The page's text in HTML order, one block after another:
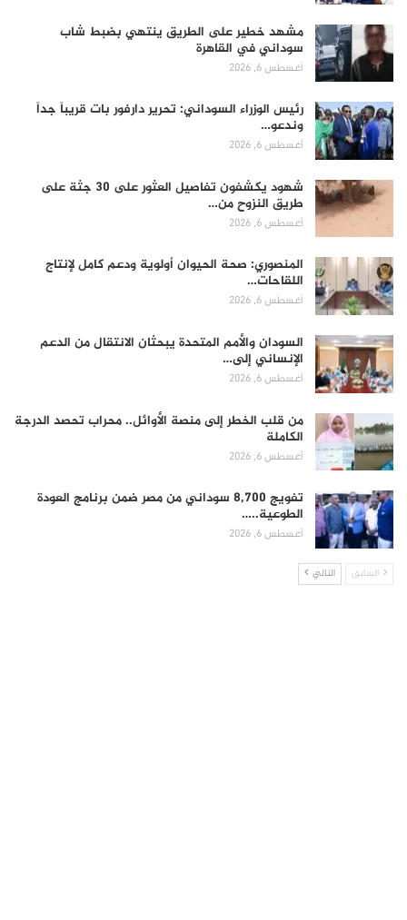
مشهد خطير على الطريق ينتهي بضبط شاب
سوداني في القاهرة
أغسطس 6, 2026
رئيس الوزراء السوداني: تحرير دارفور بات قريباً جداً
وندعو…
أغسطس 6, 2026
شهود يكشفون تفاصيل العثور على 30 جثة على
طريق النزوح من…
أغسطس 6, 2026
المنصوري: صحة الحيوان أولوية ودعم كامل لإنتاج
اللقاحات…
أغسطس 6, 2026
السودان والأمم المتحدة يبحثان الانتقال من الدعم
الإنساني إلى…
أغسطس 6, 2026
من قلب الخطر إلى منصة الأوائل.. محراب تحصد الدرجة
الكاملة
أغسطس 6, 2026
تفويج 8,700 سوداني من مصر ضمن برنامج العودة
الطوعية..…
أغسطس 6, 2026
السابق التالي